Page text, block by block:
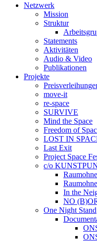
Netzwerk
Mission
Struktur
Statements
Aktivitäten
Audio & Video
Publikationen
Projekte
move-it
re-space
SURVIVE
Mind the Space
Freedom of
LOST IN
Last Exit
Project Space
c/o
In the
NO
One Night Stand